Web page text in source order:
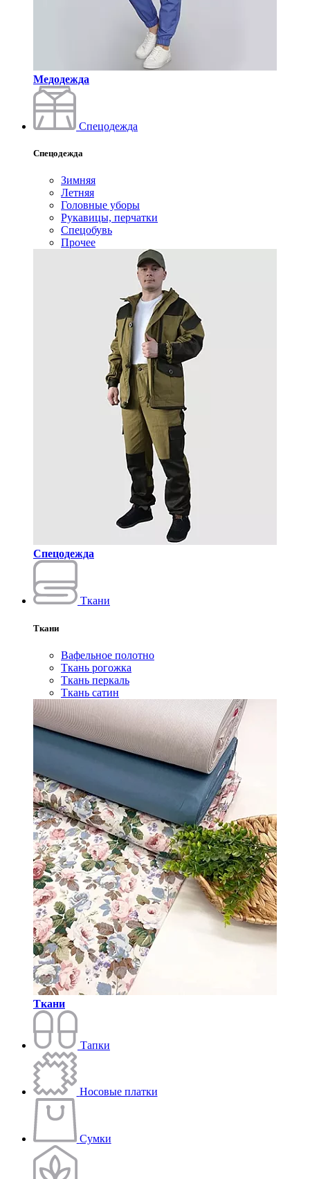
Медодежда
Спецодежда
Спецодежда
Зимняя
Летняя
Головные уборы
Рукавицы, перчатки
Спецобувь
Прочее
Спецодежда
Ткани
Ткани
Вафельное полотно
Ткань рогожка
Ткань перкаль
Ткань сатин
Ткани
Тапки
Носовые платки
Сумки